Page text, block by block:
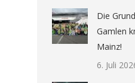
Die
Gamlen
Mainz!
6. Juli